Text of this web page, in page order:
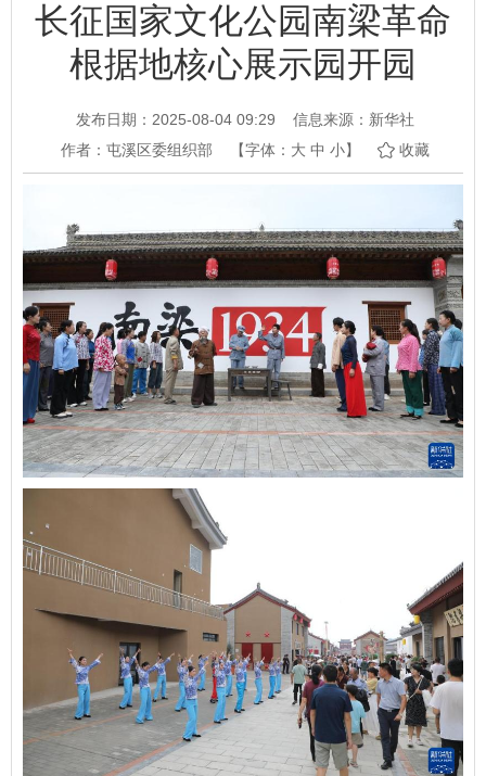
长征国家文化公园南梁革命
根据地核心展示园开园
发布日期：2025-08-04 09:29
信息来源：新华社
作者：屯溪区委组织部
【字体： 大 中 小】 收藏